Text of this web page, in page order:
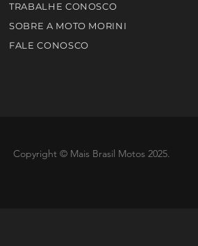
TRABALHE CONOSCO
SOBRE A MOTO MORINI
FALE CONOSCO
Copyright © Mais Brasil Motos 2025.